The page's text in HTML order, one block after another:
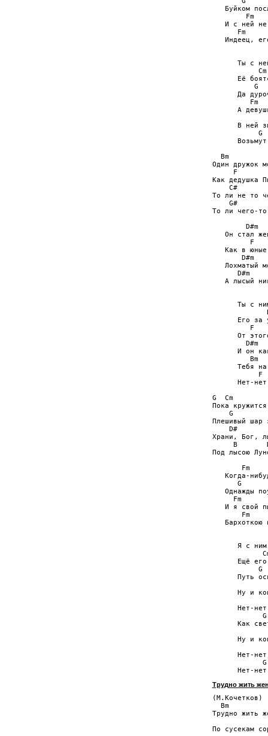
Буйком
Fm
И с ней
Fm
Индеец,
Ты с
           Cm
Её
G
Да
         Fm
А
В ней
G
  Bm
Один дружок
F
Как дедушка
    C#
То ли не то
G#
То ли чего-
        D#m
Он стал
F
Как в юные
D#m
Лохматый
D#m
А лысый
Ты с
Его за
F
От
        D#m
И он
         Bm
Тебя
F
Нет-
G  Cm
Пока
G
Плешивый шар
    D#
Храни, Бог,
B
Под лысою
       Fm
Когда-
G
Однажды
Fm
И я свой
Fm
Бархоткою
Я с
Ещё
Путь
Ну и
Нет-
Как
Ну и
Нет-
Трудно жить
(М.Кочетков)
  Bm
Трудно жить
По сусекам